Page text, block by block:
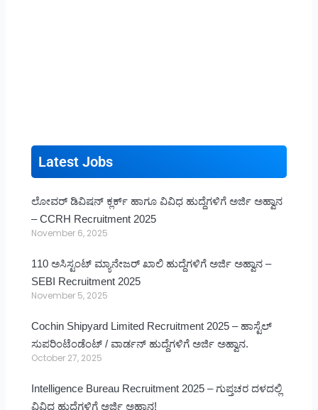
Latest Jobs
ಲೋವರ್ ಡಿವಿಷನ್ ಕ್ಲರ್ಕ್ ಹಾಗೂ ವಿವಿಧ ಹುದ್ದೆಗಳಿಗೆ ಅರ್ಜಿ ಅಹ್ವಾನ
– CCRH Recruitment 2025
November 6, 2025
110 ಅಸಿಸ್ಟಂಟ್ ಮ್ಯಾನೇಜರ್ ಖಾಲಿ ಹುದ್ದೆಗಳಿಗೆ ಅರ್ಜಿ ಅಹ್ವಾನ –
SEBI Recruitment 2025
November 5, 2025
Cochin Shipyard Limited Recruitment 2025 – ಹಾಸ್ಟೆಲ್
ಸುಪರಿಂಟೆಂಡೆಂಟ್ / ವಾರ್ಡನ್ ಹುದ್ದೆಗಳಿಗೆ ಅರ್ಜಿ ಅಹ್ವಾನ.
October 27, 2025
Intelligence Bureau Recruitment 2025 – ಗುಪ್ತಚರ ದಳದಲ್ಲಿ
ವಿವಿಧ ಹುದ್ದೆಗಳಿಗೆ ಅರ್ಜಿ ಅಹ್ವಾನ!